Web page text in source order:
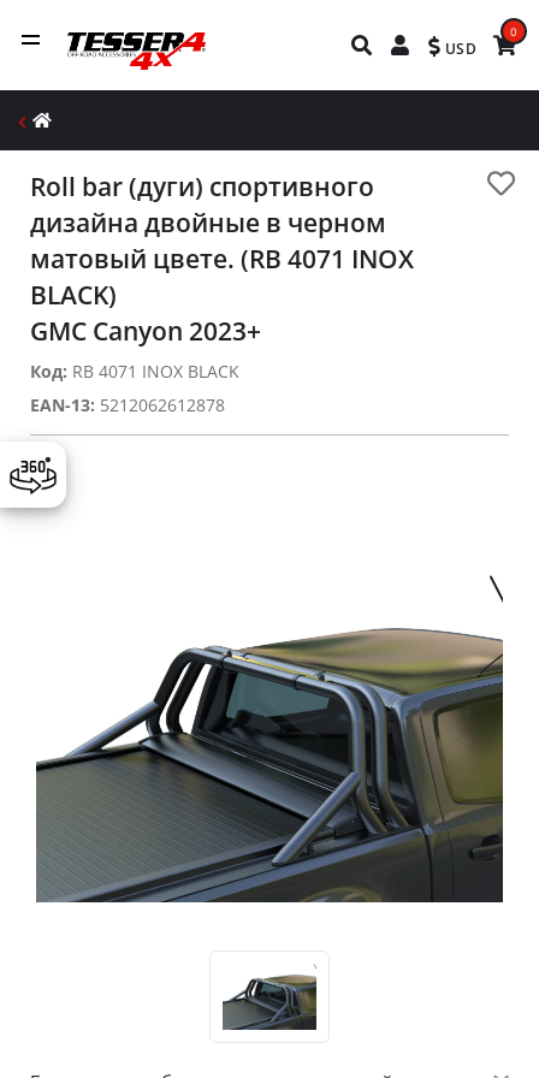
USD
0
Roll bar (дуги) спортивного
дизайна двойные в черном
матовый цвете. (RB 4071 INOX
BLACK)
GMC Canyon 2023+
Код: RB 4071 INOX BLACK
EAN-13: 5212062612878